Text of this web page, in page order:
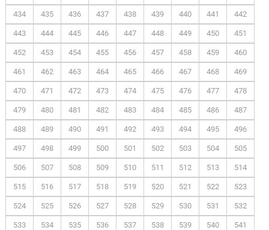
434 435 436 437 438 439 440 441 442
443 444 445 446 447 448 449 450 451
452 453 454 455 456 457 458 459 460
461 462 463 464 465 466 467 468 469
470 471 472 473 474 475 476 477 478
479 480 481 482 483 484 485 486 487
488 489 490 491 492 493 494 495 496
497 498 499 500 501 502 503 504 505
506 507 508 509 510 511 512 513 514
515 516 517 518 519 520 521 522 523
524 525 526 527 528 529 530 531 532
533 534 535 536 537 538 539 540 541